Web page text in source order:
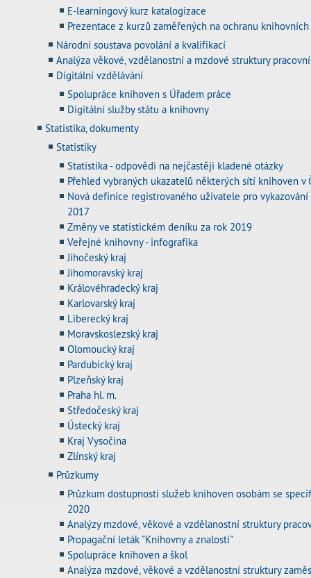
E-learningový kurz katalogizace
Prezentace z kurzů zaměřených na ochranu
Národní soustava povolání a kvalifikací
Analýza věkové, vzdělanostní a mzdové struktury
Digitální vzdělávání
Spolupráce knihoven s Úřadem práce
Digitální služby státu a knihovny
Statistika, dokumenty
Statistiky
Statistika - odpovědi na nejčastěji kladené otázky
Přehled vybraných ukazatelů některých sítí knihoven v
Nová definice registrovaného uživatele pro
2017
Změny ve statistickém deníku za rok 2019
Veřejné knihovny - infografika
Jihočeský kraj
Jihomoravský kraj
Královéhradecký kraj
Karlovarský kraj
Liberecký kraj
Moravskoslezský kraj
Olomoucký kraj
Pardubický kraj
Plzeňský kraj
Praha hl. m.
Středočeský kraj
Ústecký kraj
Kraj Vysočina
Zlínský kraj
Průzkumy
Průzkum dostupnosti služeb knihoven osobám se
2020
Analýzy mzdové, věkové a vzdělanostní struktury
Propagační leták "Knihovny a znalosti"
Spolupráce knihoven a škol
Analýza mzdové, věkové a vzdělanostní struktury